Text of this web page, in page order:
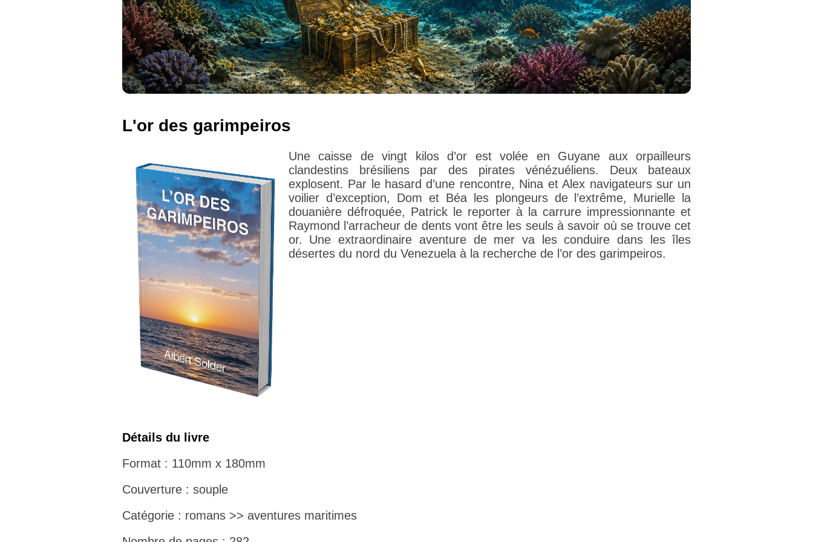
L'or des garimpeiros
Une caisse de vingt kilos d’or est volée en Guyane aux orpailleurs
clandestins brésiliens par des pirates vénézuéliens. Deux bateaux
explosent. Par le hasard d’une rencontre, Nina et Alex navigateurs sur un
voilier d’exception, Dom et Béa les plongeurs de l’extrême, Murielle la
douanière défroquée, Patrick le reporter à la carrure impressionnante et
Raymond l’arracheur de dents vont être les seuls à savoir où se trouve cet
or. Une extraordinaire aventure de mer va les conduire dans les îles
désertes du nord du Venezuela à la recherche de l’or des garimpeiros.
Détails du livre
Format : 110mm x 180mm
Couverture : souple
Catégorie : romans >> aventures maritimes